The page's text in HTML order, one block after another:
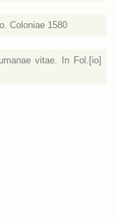
Coloniae 1580
vitae. In Fol.[io]